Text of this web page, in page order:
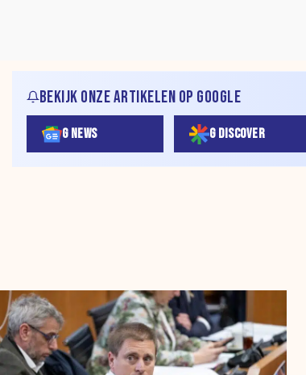
BEKIJK ONZE ARTIKELEN OP GOOGLE
G NEWS G DISCOVER